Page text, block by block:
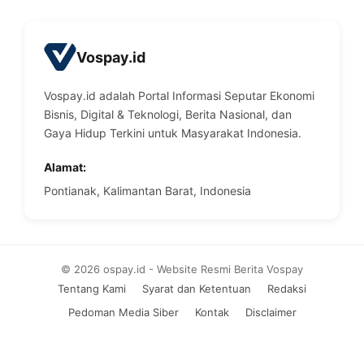
Vospay.id
Vospay.id adalah Portal Informasi Seputar Ekonomi
Bisnis, Digital & Teknologi, Berita Nasional, dan
Gaya Hidup Terkini untuk Masyarakat Indonesia.
Alamat:
Pontianak, Kalimantan Barat, Indonesia
Tentang Kami Syarat dan Ketentuan
Redaksi
Pedoman Media Siber
Kontak Disclaimer
© 2026 ospay.id - Website Resmi Berita Vospay